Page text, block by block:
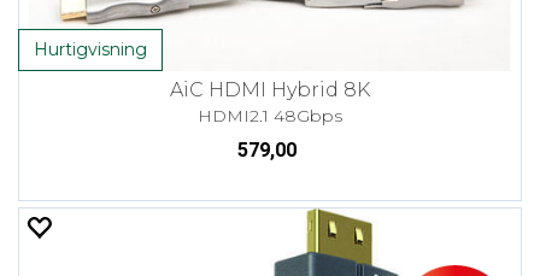
Hurtigvisning
AiC HDMI Hybrid 8K
HDMI2.1 48Gbps
579,00